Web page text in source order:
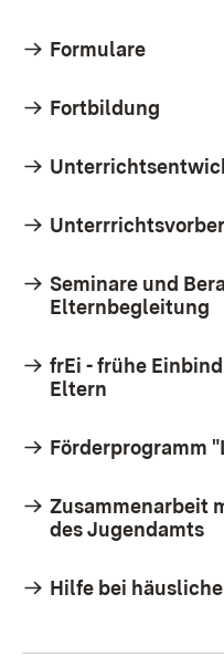
Formulare
Fortbildung
Seminare und
Elternbegleitung
frEi - frühe
Eltern
Förderprogramm
Zusammenarbeit
des Jugendamts
Hilfe bei